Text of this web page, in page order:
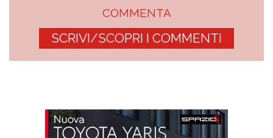
COMMENTA
SCRIVI/SCOPRI I COMMENTI